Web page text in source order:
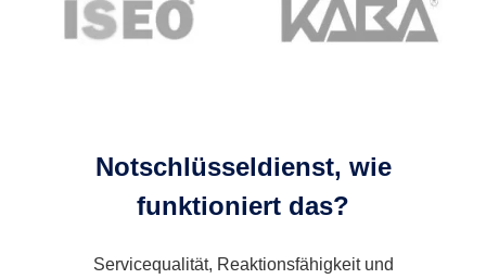
Notschlüsseldienst, wie
funktioniert das?
Servicequalität, Reaktionsfähigkeit und